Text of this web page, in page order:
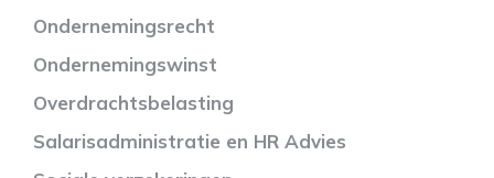
Ondernemingsrecht
Ondernemingswinst
Overdrachtsbelasting
Salarisadministratie en HR Advies